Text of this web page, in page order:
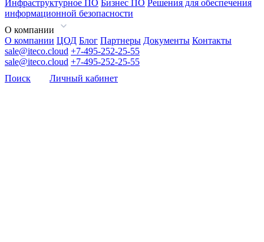
Инфраструктурное ПО Бизнес ПО Решения для обеспечения
информационной безопасности
О компании
О компании ЦОД Блог Партнеры Документы Контакты
sale@iteco.cloud +7-495-252-25-55
sale@iteco.cloud +7-495-252-25-55
Поиск
Личный кабинет